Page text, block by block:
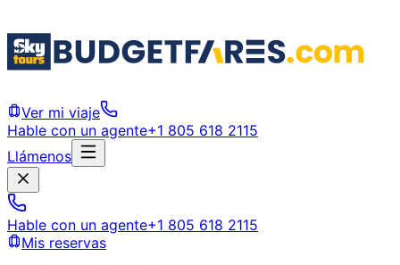
Ver mi viaje
Hable con un agente+1 805 618 2115
Llámenos
Hable con un agente+1 805 618 2115
Mis reservas